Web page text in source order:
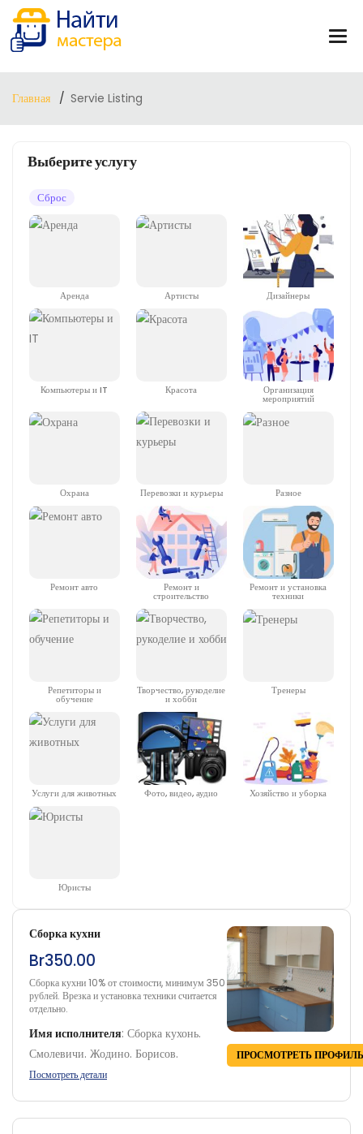
Главная Servie Listing
Выберите услугу
Сброс
Аренда Артисты Дизайнеры
Компьютеры и IT Красота Организация
мероприятий
Охрана Перевозки и курьеры Разное
Ремонт авто Ремонт и
строительство
Ремонт и установка
техники
Репетиторы и
обучение
Творчество, рукоделие
и хобби
Тренеры
Услуги для животных Фото, видео, аудио Хозяйство и уборка
Юристы
Сборка кухни
Br350.00
Сборка кухни 10% от стоимости, минимум 350
рублей. Врезка и установка техники считается
отдельно.
Имя исполнителя: Сборка кухонь.
Смолевичи. Жодино. Борисов.
Посмотреть детали
ПРОСМОТРЕТЬ